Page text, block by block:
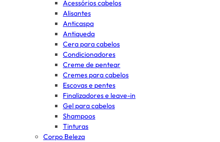
Acessórios cabelos
Alisantes
Anticaspa
Antiqueda
Cera para cabelos
Condicionadores
Creme de pentear
Cremes para cabelos
Escovas e pentes
Finalizadores e leave-in
Gel para cabelos
Shampoos
Tinturas
Corpo Beleza